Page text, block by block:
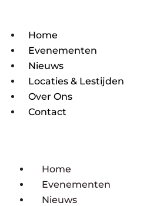
Home
Evenementen
Nieuws
Locaties & Lestijden
Over Ons
Contact
Home
Evenementen
Nieuws